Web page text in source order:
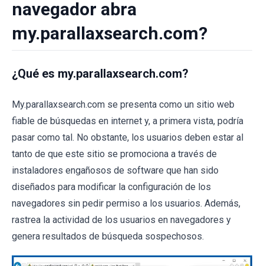
navegador abra
my.parallaxsearch.com?
¿Qué es my.parallaxsearch.com?
My.parallaxsearch.com se presenta como un sitio web
fiable de búsquedas en internet y, a primera vista, podría
pasar como tal. No obstante, los usuarios deben estar al
tanto de que este sitio se promociona a través de
instaladores engañosos de software que han sido
diseñados para modificar la configuración de los
navegadores sin pedir permiso a los usuarios. Además,
rastrea la actividad de los usuarios en navegadores y
genera resultados de búsqueda sospechosos.